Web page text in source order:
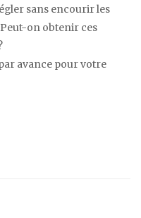
sans encourir les
on obtenir ces
avance pour votre